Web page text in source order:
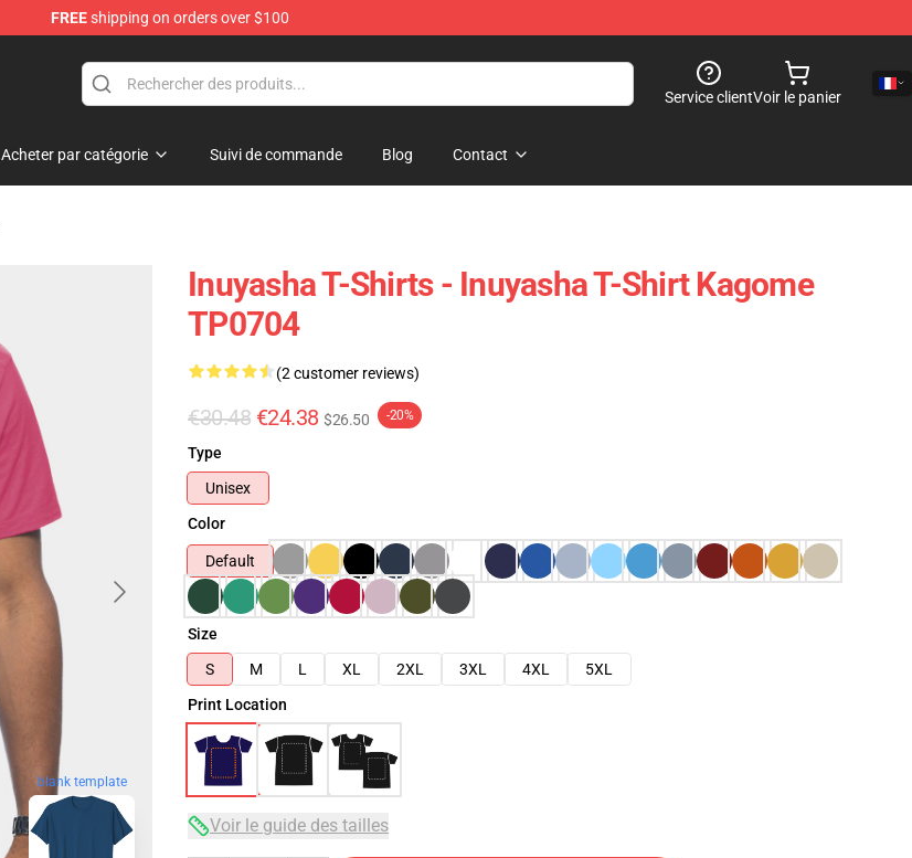
FREEshipping on orders over $100
Service clientVoir le panier
Acheter par catégorie Suivi de commande Blog Contact
blank template
Inuyasha T-Shirts - Inuyasha T-Shirt Kagome
TP0704
(2 customer reviews)
€30.48 €24.38 $26.50 -20%
Type
Unisex
Color
Default
Size
S
M L XL 2XL 3XL 4XL
5XL
Print Location
Voir le guide des tailles